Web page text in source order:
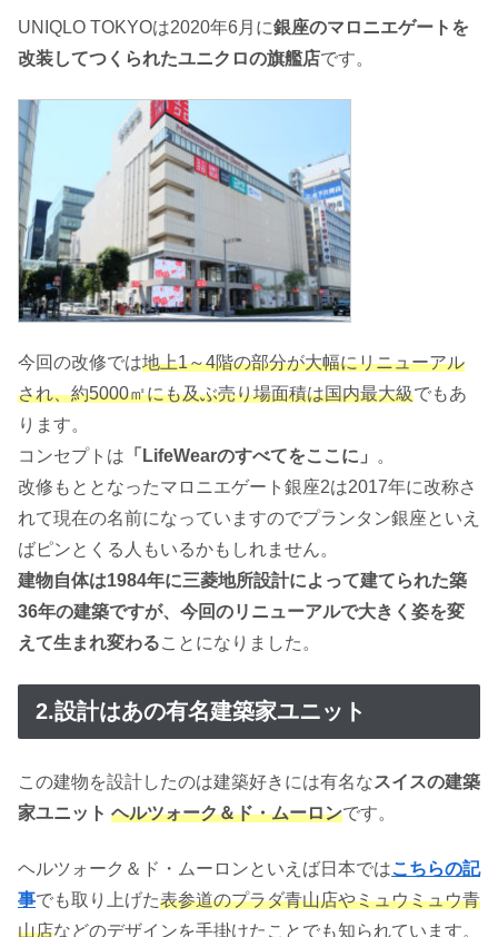
UNIQLO TOKYOは2020年6月に銀座のマロニエゲートを
改装してつくられたユニクロの旗艦店です。
今回の改修では地上1～4階の部分が大幅にリニューアル
され、約5000㎡にも及ぶ売り場面積は国内最大級でもあ
ります。
コンセプトは 「LifeWearのすべてをここに」
。
改修もととなったマロニエゲート銀座2は2017年に改称さ
れて現在の名前になっていますのでプランタン銀座といえ
ばピンとくる人もいるかもしれません。
建物自体は1984年に三菱地所設計によって建てられた築
36年の建築ですが、今回のリニューアルで大きく姿を変
えて生まれ変わることになりました。
2.設計はあの有名建築家ユニット
この建物を設計したのは建築好きには有名なスイスの建築
家ユニット ヘルツォーク＆ド・ムーロンです。
ヘルツォーク＆ド・ムーロンといえば日本ではこちらの記
事でも取り上げた表参道のプラダ青山店やミュウミュウ青
山店などのデザインを手掛けたことでも知られています。